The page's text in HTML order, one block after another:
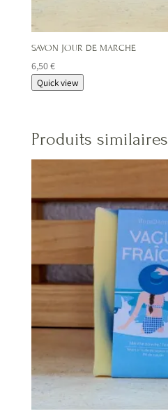
SAVON JOUR DE MARCHE
6,50€
Quick view
Produits similaires